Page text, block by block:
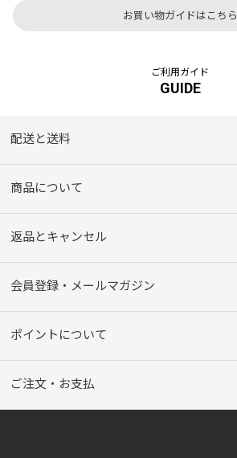
お買い物ガイドはこちら
ご利用ガイド
GUIDE
配送と送料
商品について
返品とキャンセル
会員登録・メールマガジン
ポイントについて
ご注文・お支払